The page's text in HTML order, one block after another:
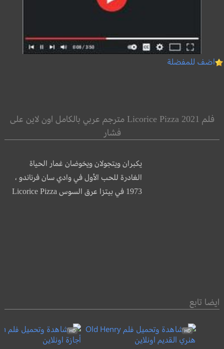
اضف للمفضلة
فلم Licorice Pizza 2021 مترجم عربي بالكامل اون لاين على
فشار
يكبران ويتجولان ويخوضان غمار الحياة
الغادرة للحب الأول في وادي سان فرناندو ،
1973 في بيتزا عرق السوس Licorice Pizza
ايضا تابع